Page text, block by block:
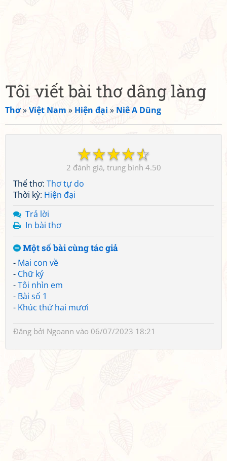
Tôi viết bài thơ dâng làng
Thơ»Việt Nam » Hiện đại » Niê A Dũng
☆
☆
☆
☆
☆
2 4.50
Thể thơ: Thơ tự do
Thời kỳ: Hiện đại
Trả lời
In bài thơ
Một số bài cùng tác giả
- Mai con về
- Chữ ký
-Tôi nhìn em
- Bài số 1
- Khúc thứ hai mươi
Đăng bởi Ngoann vào 06/07/2023 18:21